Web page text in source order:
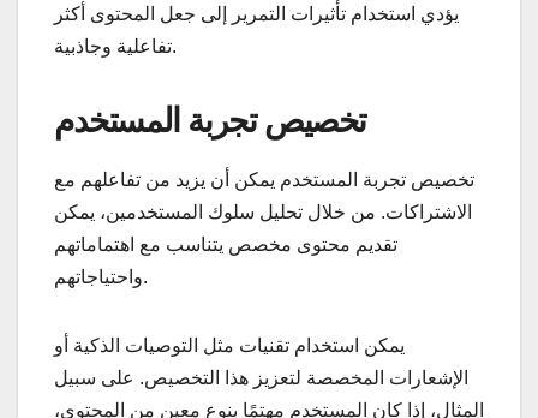
يؤدي استخدام تأثيرات التمرير إلى جعل المحتوى أكثر
تفاعلية وجاذبية.
تخصيص تجربة المستخدم
تخصيص تجربة المستخدم يمكن أن يزيد من تفاعلهم مع
الاشتراكات. من خلال تحليل سلوك المستخدمين، يمكن
تقديم محتوى مخصص يتناسب مع اهتماماتهم
واحتياجاتهم.
يمكن استخدام تقنيات مثل التوصيات الذكية أو
الإشعارات المخصصة لتعزيز هذا التخصيص. على سبيل
المثال، إذا كان المستخدم مهتمًا بنوع معين من المحتوى،